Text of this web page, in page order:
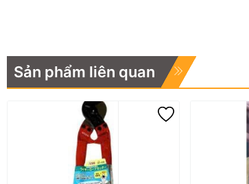
Sản phẩm liên quan